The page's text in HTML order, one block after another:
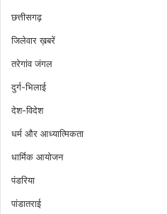
छत्तीसगढ़
जिलेवार ख़बरें
तरेगांव जंगल
दुर्ग-भिलाई
देश-विदेश
धर्म और आध्यात्मिकता
धार्मिक आयोजन
पंडरिया
पांडातराई